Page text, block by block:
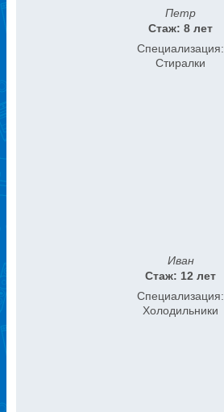
Петр
Стаж: 8 лет
Специализация:
Стиралки
Иван
Стаж: 12 лет
Специализация:
Холодильники